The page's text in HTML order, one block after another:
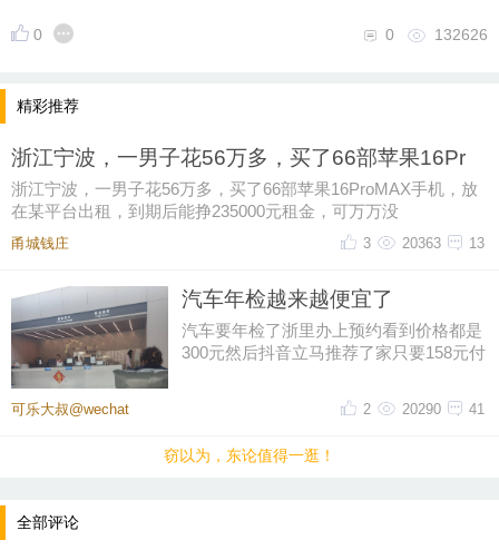
7、三防漆一般含有可燃溶剂，应避高温与明火，应具
时间反复与皮肤接触受损，而涂上三防漆完全固化后
8、每24小时喷完漆后须再拆下喷枪的进漆管，用喷罐
装适量的稀释剂并喷10次以上，防止下固化堵塞，每
放，防止针阀碰坏针尖，不可用针阀戳其它物品，防
止损坏针阀，对超过12小时不使用喷枪也要完全清
洗，对刷漆用的器具每天用完后须用稀释剂将器具清
洗干净，清洗后产生的废液集中在密闭的胶桶内，不
得随便处理，以便环保。
9、所有喷漆的空桶均须盖紧并放在规定的地方，空
理。
0 132626
0
精彩推荐
浙江宁波，一男子花56万多，买了66部苹果16Pr
浙江宁波，一男子花56万多，买了66部苹果16ProMAX手机，放
在某平台出租，到期后能挣235000元租金，可万万没
甬城钱庄 13
20363
3
汽车年检越来越便宜了
汽车要年检了浙里办上预约看到价格都是
300元然后抖音立马推荐了家只要158元付
可乐大叔@wechat 41
20290
2
窃以为，东论值得一逛！
全部评论